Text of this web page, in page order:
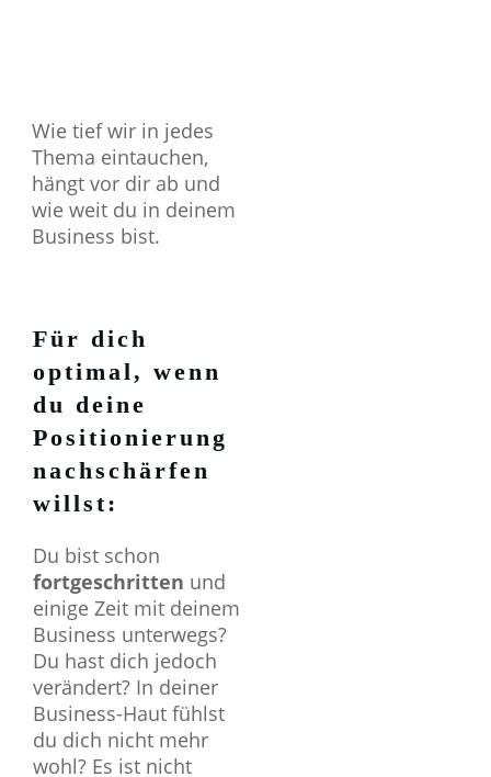
Wie tief wir in jedes
Thema eintauchen,
hängt vor dir ab und
wie weit du in deinem
Business bist.
Für dich
optimal, wenn
du deine
Positionierung
nachschärfen
willst:
Du bist schon
fortgeschritten und
einige Zeit mit deinem
Business unterwegs?
Du hast dich jedoch
verändert? In deiner
Business-Haut fühlst
du dich nicht mehr
wohl? Es ist nicht